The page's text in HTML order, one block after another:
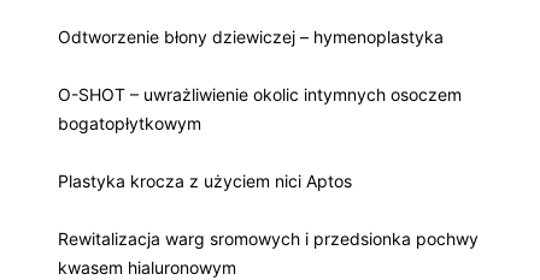
Odtworzenie błony dziewiczej – hymenoplastyka
O-SHOT – uwrażliwienie okolic intymnych osoczem
bogatopłytkowym
Plastyka krocza z użyciem nici Aptos
Rewitalizacja warg sromowych i przedsionka pochwy
kwasem hialuronowym